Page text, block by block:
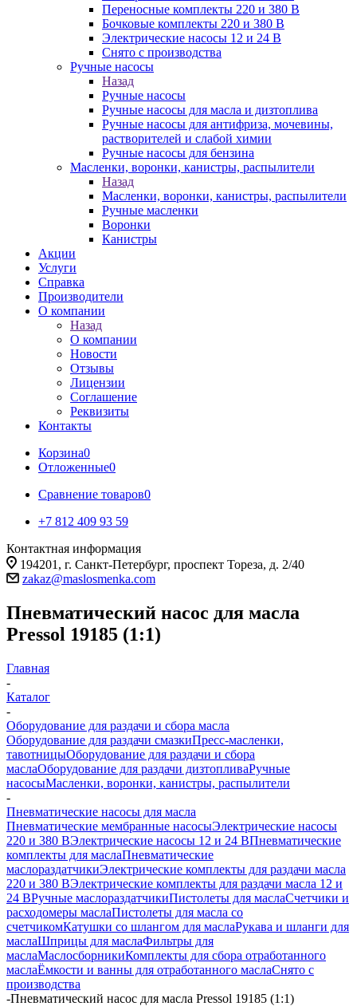
Переносные комплекты 220 и 380 В
Бочковые комплекты 220 и 380 В
Электрические насосы 12 и 24 В
Снято с производства
Ручные насосы
Назад
Ручные насосы
Ручные насосы для масла и дизтоплива
Ручные насосы для антифриза, мочевины,
растворителей и слабой химии
Ручные насосы для бензина
Масленки, воронки, канистры, распылители
Назад
Масленки, воронки, канистры, распылители
Ручные масленки
Воронки
Канистры
Акции
Услуги
Справка
Производители
О компании
Назад
О компании
Новости
Отзывы
Лицензии
Соглашение
Реквизиты
Контакты
Корзина0
Отложенные0
Сравнение товаров0
+7 812 409 93 59
Контактная информация
194201, г. Санкт-Петербург, проспект Тореза, д. 2/40
zakaz@maslosmenka.com
Пневматический насос для масла
Pressol 19185 (1:1)
Главная
-
Каталог
-
Оборудование для раздачи и сбора масла
Оборудование для раздачи смазкиПресс-масленки,
тавотницыОборудование для раздачи и сбора
маслаОборудование для раздачи дизтопливаРучные
насосыМасленки, воронки, канистры, распылители
-
Пневматические насосы для масла
Пневматические мембранные насосыЭлектрические насосы
220 и 380 ВЭлектрические насосы 12 и 24 ВПневматические
комплекты для маслаПневматические
маслораздатчикиЭлектрические комплекты для раздачи масла
220 и 380 ВЭлектрические комплекты для раздачи масла 12 и
24 ВРучные маслораздатчикиПистолеты для маслаСчетчики и
расходомеры маслаПистолеты для масла со
счетчикомКатушки со шлангом для маслаРукава и шланги для
маслаШприцы для маслаФильтры для
маслаМаслосборникиКомплекты для сбора отработанного
маслаЁмкости и ванны для отработанного маслаСнято с
производства
-Пневматический насос для масла Pressol 19185 (1:1)